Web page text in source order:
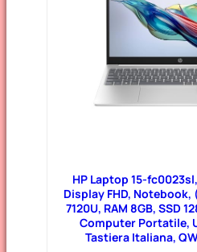
HP Laptop 15-
Display FHD,
7120U, RAM 8GB, SSD
Computer Portatile,
Tastiera Italiana,